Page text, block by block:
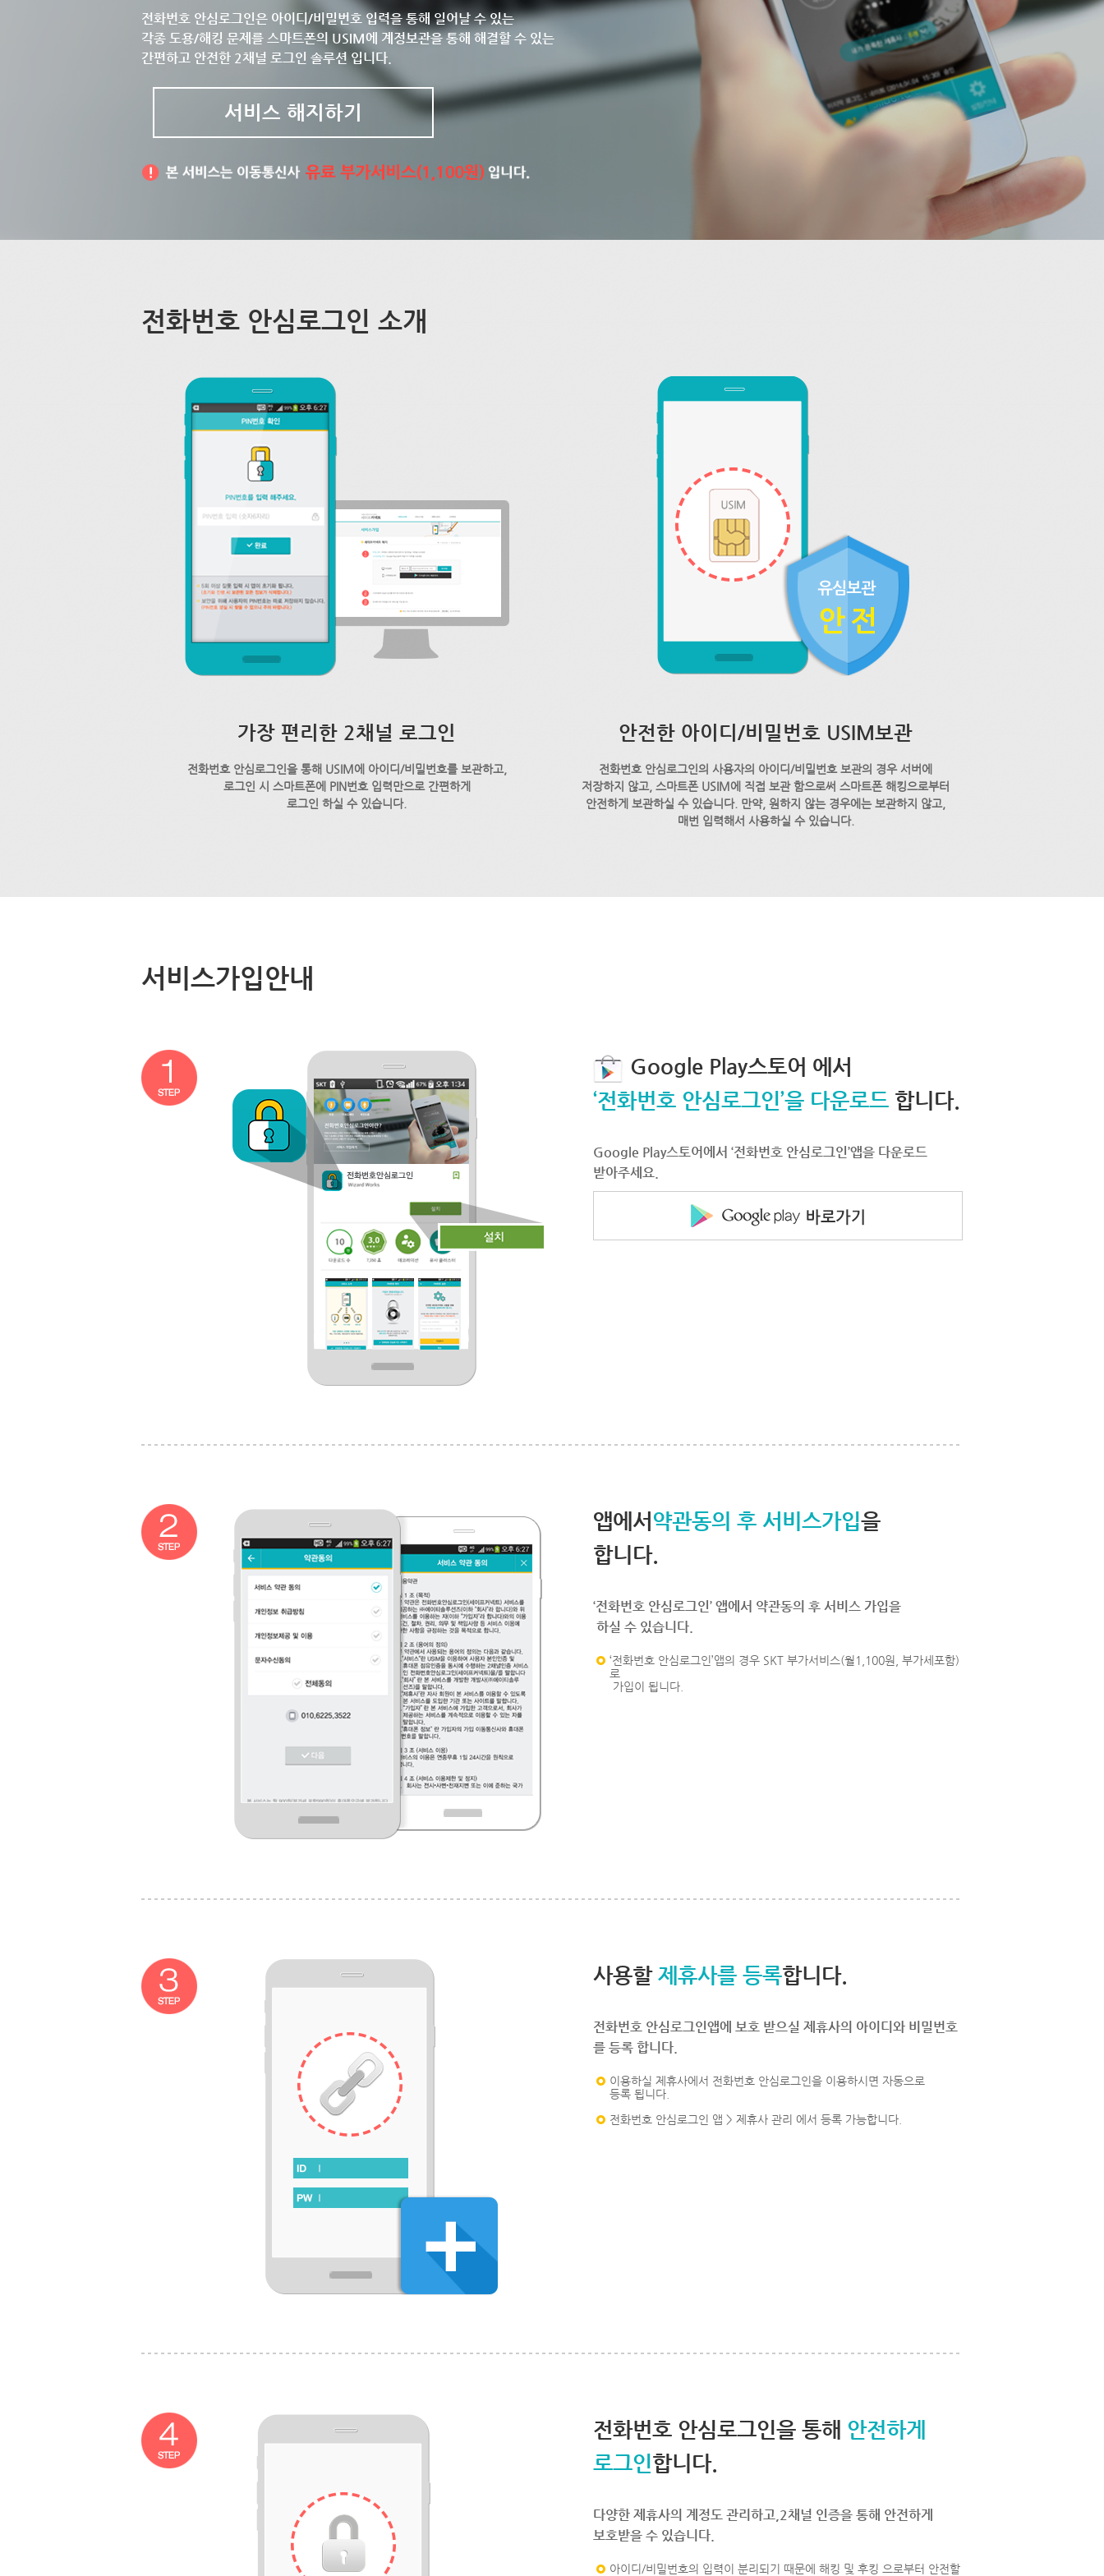
전화번호 안심로그인은 아이디/비밀번호 입력을 통해 일어날 수 있는
각종 도용/해킹 문제를 스마트폰의 USIM에 계정보관을 통해 해결할 수 있는
간편하고 안전한 2채널 로그인 솔루션 입니다.
서비스 해지하기
전화번호 안심로그인 소개
가장 편리한 2채널 로그인
전화번호 안심로그인을 통해 USIM에 아이디/비밀번호를 보관하고,
로그인 시 스마트폰에 PIN번호 입력만으로 간편하게
로그인 하실 수 있습니다.
안전한 아이디/비밀번호 USIM보관
전화번호 안심로그인의 사용자의 아이디/비밀번호 보관의 경우 서버에
저장하지 않고, 스마트폰 USIM에 직접 보관 함으로써 스마트폰 해킹으로부터
안전하게 보관하실 수 있습니다. 만약, 원하지 않는 경우에는 보관하지 않고,
매번 입력해서 사용하실 수 있습니다.
서비스가입안내
Google Play스토어 에서
‘전화번호 안심로그인’을 다운로드 합니다.
Google Play스토어에서 ‘전화번호 안심로그인’앱을 다운로드
받아주세요.
앱에서 약관동의 후 서비스가입을
합니다.
‘전화번호 안심로그인’ 앱에서 약관동의 후 서비스 가입을
하실 수 있습니다.
‘전화번호 안심로그인’앱의 경우 SKT 부가서비스(월1,100원, 부가세포함)
로
가입이 됩니다.
사용할 제휴사를 등록합니다.
전화번호 안심로그인앱에 보호 받으실 제휴사의 아이디와 비밀번호
를 등록 합니다.
이용하실 제휴사에서 전화번호 안심로그인을 이용하시면 자동으로
등록 됩니다.
전화번호 안심로그인 앱 > 제휴사 관리 에서 등록 가능합니다.
전화번호 안심로그인을 통해 안전하게
로그인합니다.
다양한 제휴사의 계정도 관리하고,2채널 인증을 통해 안전하게
보호받을 수 있습니다.
아이디/비밀번호의 입력이 분리되기 때문에 해킹 및 후킹 으로부터 안전할